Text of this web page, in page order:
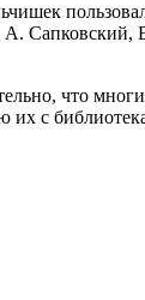
что
с